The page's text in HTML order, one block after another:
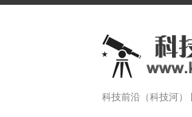
科技前沿（科技河）